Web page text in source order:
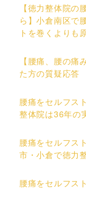
【徳力整体院
ら】小倉南区で
トを巻くよりも
【腰痛、腰の
た方の質疑応答
腰痛をセルフス
整体院は36年の
腰痛をセルフス
市・小倉で徳力
腰痛をセルフス